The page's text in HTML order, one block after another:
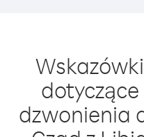
Wskazówki
dotyczące
dzwonienia